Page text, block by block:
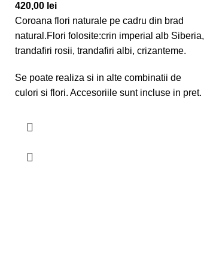
420,00 lei
Coroana flori naturale pe cadru din brad
natural.Flori folosite:crin imperial alb Siberia,
trandafiri rosii, trandafiri albi, crizanteme.
Se poate realiza si in alte combinatii de
culori si flori. Accesoriile sunt incluse in pret.